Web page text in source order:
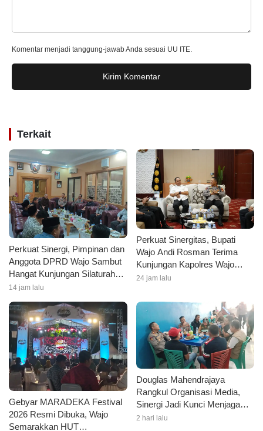
Komentar menjadi tanggung-jawab Anda sesuai UU ITE.
Kirim Komentar
Terkait
Perkuat Sinergi, Pimpinan dan
Anggota DPRD Wajo Sambut
Hangat Kunjungan Silaturahmi
Kapolres Wajo yang Baru
14 jam lalu
Perkuat Sinergitas, Bupati
Wajo Andi Rosman Terima
Kunjungan Kapolres Wajo
AKBP Douglas Mahendrajaya
24 jam lalu
Gebyar MARADEKA Festival
2026 Resmi Dibuka, Wajo
Semarakkan HUT
Douglas Mahendrajaya
Rangkul Organisasi Media,
Sinergi Jadi Kunci Menjaga
Kondusivitas Wajo
2 hari lalu